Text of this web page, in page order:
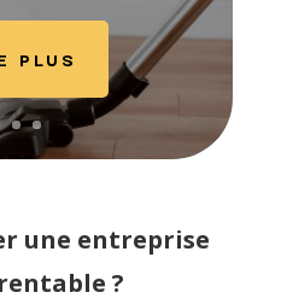
PLUS
une entreprise
?